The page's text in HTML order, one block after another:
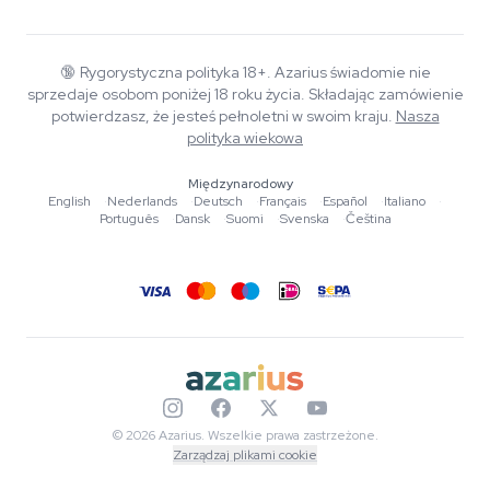
Polityka prywatności
Wiki
Muzyka
Narzędzia i kalkulatory
🔞 Rygorystyczna polityka 18+. Azarius świadomie nie
sprzedaje osobom poniżej 18 roku życia. Składając zamówienie
potwierdzasz, że jesteś pełnoletni w swoim kraju. Nasza
polityka wiekowa
Międzynarodowy
English
·Nederlands ·Deutsch ·Français ·Español ·Italiano
·
Português
·Dansk ·Suomi ·Svenska ·Čeština
© 2026 Azarius. Wszelkie prawa zastrzeżone.
Zarządzaj plikami cookie